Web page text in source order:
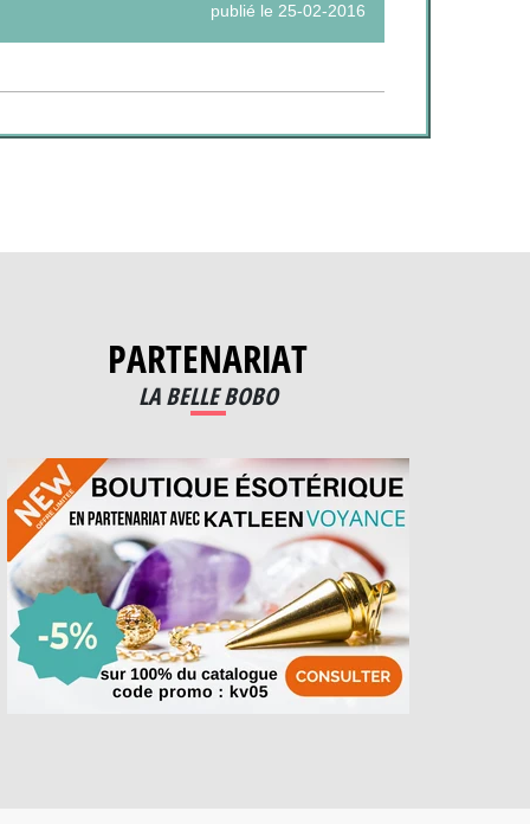
publié le 25-02-2016
PARTENARIAT
LA BELLE BOBO